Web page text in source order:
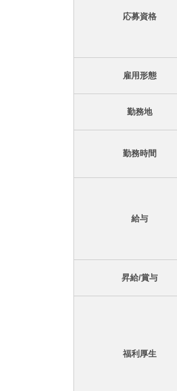
応募資格
雇用形態
勤務地
勤務時間
給与
昇給/賞与
福利厚生